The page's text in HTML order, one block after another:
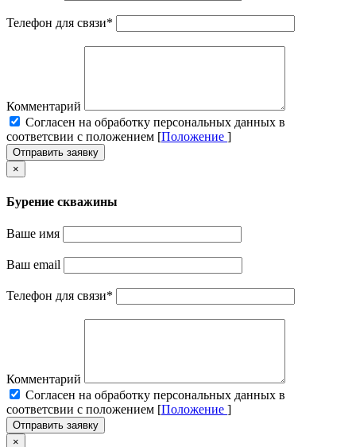
Телефон для связи*
Комментарий
Cогласен на обработку персональных данных в
соответсвии с положением [Положение ]
Отправить заявку
×
Бурение скважины
Ваше имя
Ваш email
Телефон для связи*
Комментарий
Cогласен на обработку персональных данных в
соответсвии с положением [Положение ]
Отправить заявку
×